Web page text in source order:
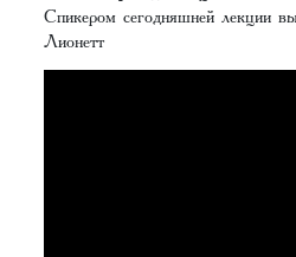
Спикером сегодняшней лекции
Лионетт